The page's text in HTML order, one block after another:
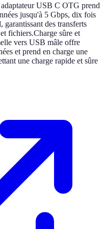
USB C OTG prend
jusqu'à 5 Gbps, dix fois
des transferts
fichiers.Charge sûre et
vers USB mâle offre
et prend en charge une
une charge rapide et sûre